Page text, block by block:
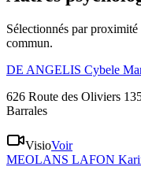
Sélectionnés par
commun.
DE ANGELIS Cybele
626 Route des Oliviers
Barrales
VisioVoir
MEOLANS LAFON